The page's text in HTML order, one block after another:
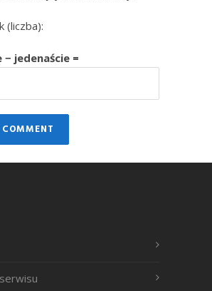
(liczba):
− jedenaście =